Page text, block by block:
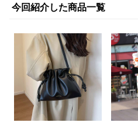
今回紹介した商品一覧